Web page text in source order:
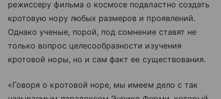
режиссеру фильма о космосе подвластно создать
кротовую нору любых размеров и проявлений.
Однако ученые, порой, под сомнение ставят не
только вопрос целесообразности изучения
кротовой норы, но и сам факт ее существования.
«Говоря о кротовой норе, мы имеем дело с так